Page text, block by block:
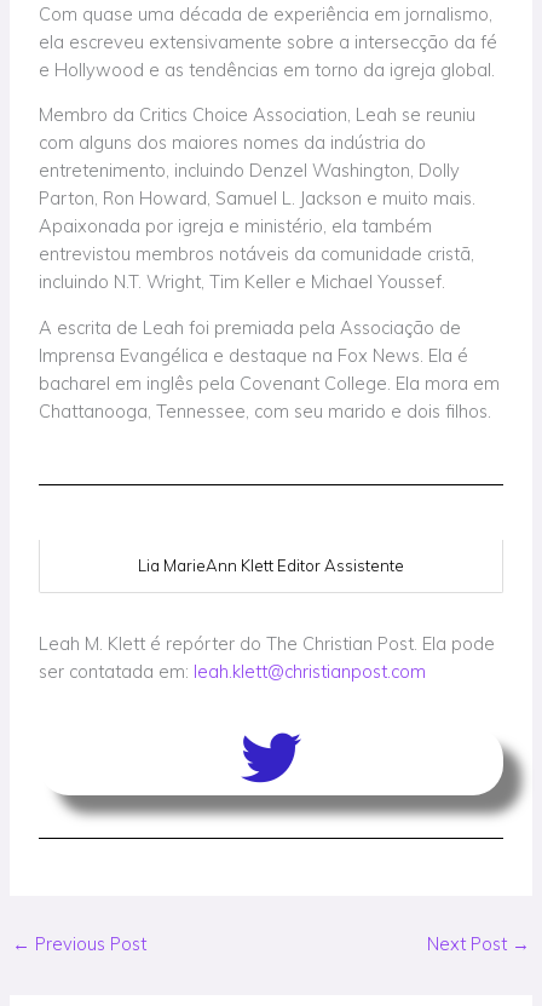
Com quase uma década de experiência em jornalismo,
ela escreveu extensivamente sobre a intersecção da fé
e Hollywood e as tendências em torno da igreja global.
Membro da Critics Choice Association, Leah se reuniu
com alguns dos maiores nomes da indústria do
entretenimento, incluindo Denzel Washington, Dolly
Parton, Ron Howard, Samuel L. Jackson e muito mais.
Apaixonada por igreja e ministério, ela também
entrevistou membros notáveis da comunidade cristã,
incluindo N.T. Wright, Tim Keller e Michael Youssef.
A escrita de Leah foi premiada pela Associação de
Imprensa Evangélica e destaque na Fox News. Ela é
bacharel em inglês pela Covenant College. Ela mora em
Chattanooga, Tennessee, com seu marido e dois filhos.
Lia MarieAnn Klett Editor Assistente
Leah M. Klett é repórter do The Christian Post. Ela pode
ser contatada em: leah.klett@christianpost.com
← Previous Post Next Post →